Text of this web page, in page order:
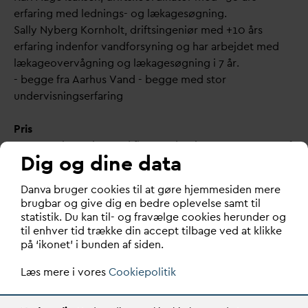
erfaring med lednings- og lækagesøgning.
Sally Nyberg Kornholt, driftsingeniør med +10 års
erfaring indenfor vandforsyning og har arbejdet med
lækageovervågning og lækagesøgning i 7 år.
- begge fra Aarhus Vand - begge med stor
undervisningserfaring
Pris
Kurset er intensivt med flere undervisere og meget små
hold. Prisen inkluderer fuld forplejning, overnatning
samt elektroniske slides fra dagen.
Vi skal spise middag samt overnatte på Hotel
Skanderborg Park.
Tilmelding
du oprettes i DANVAs database, hvilket er gratis. Har du
tidligere deltaget i et arrangement hos os, er du
Dig og dine data
Danva bruger cookies til at gøre hjemmesiden mere
brugbar og give dig en bedre oplevelse samt til
statistik. Du kan til- og fravælge cookies herunder og
til enhver tid trække din accept tilbage ved at klikke
på ‘ikonet’ i bunden af siden.
Læs mere i voresCookiepolitik